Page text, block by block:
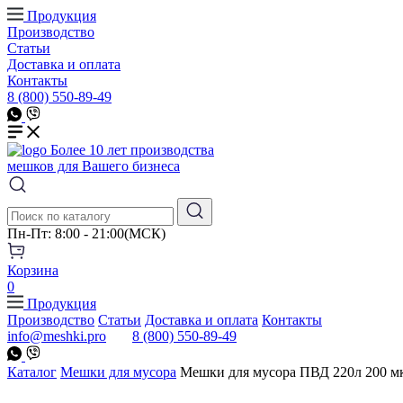
Продукция
Производство
Статьи
Доставка и оплата
Контакты
8 (800) 550-89-49
Более 10 лет производства
мешков для Вашего бизнеса
Пн-Пт: 8:00 - 21:00(МСК)
Корзина
0
Продукция
Производство Статьи Доставка и оплата Контакты
info@meshki.pro
8 (800) 550-89-49
Каталог Мешки для мусора Мешки для мусора ПВД 220л 200